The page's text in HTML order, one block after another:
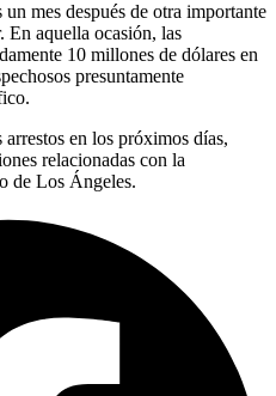
mes después de otra importante
En aquella ocasión, las
10 millones de dólares en
presuntamente
en los próximos días,
relacionadas con la
de Los Ángeles.